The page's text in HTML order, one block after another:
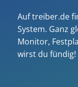
Auf treiber.de
System. Ganz
Monitor,
wirst du fündig!